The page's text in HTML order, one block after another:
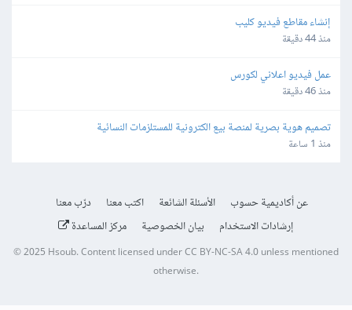
إنشاء مقاطع فيديو كليب
منذ 44 دقيقة
عمل فيديو اعلاني لكورس
منذ 46 دقيقة
تصميم هوية بصرية لمنصة بيع الكترونية للمستلزمات النسائية
منذ 1 ساعة
عن أكاديمية حسوب الأسئلة الشائعة اكتب معنا
درّب معنا
إرشادات الاستخدام
بيان الخصوصية مركز المساعدة
© 2025 Hsoub.Content licensed underCC BY-NC-SA 4.0unless mentioned
otherwise.